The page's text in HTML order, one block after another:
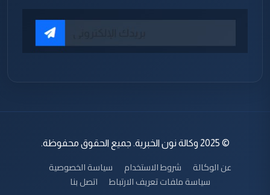
© 2025 وكالة نون الخبرية. جميع الحقوق محفوظة.
عن الوكالة شروط الاستخدام
سياسة الخصوصية
سياسة ملفات تعريف الارتباط
اتصل بنا